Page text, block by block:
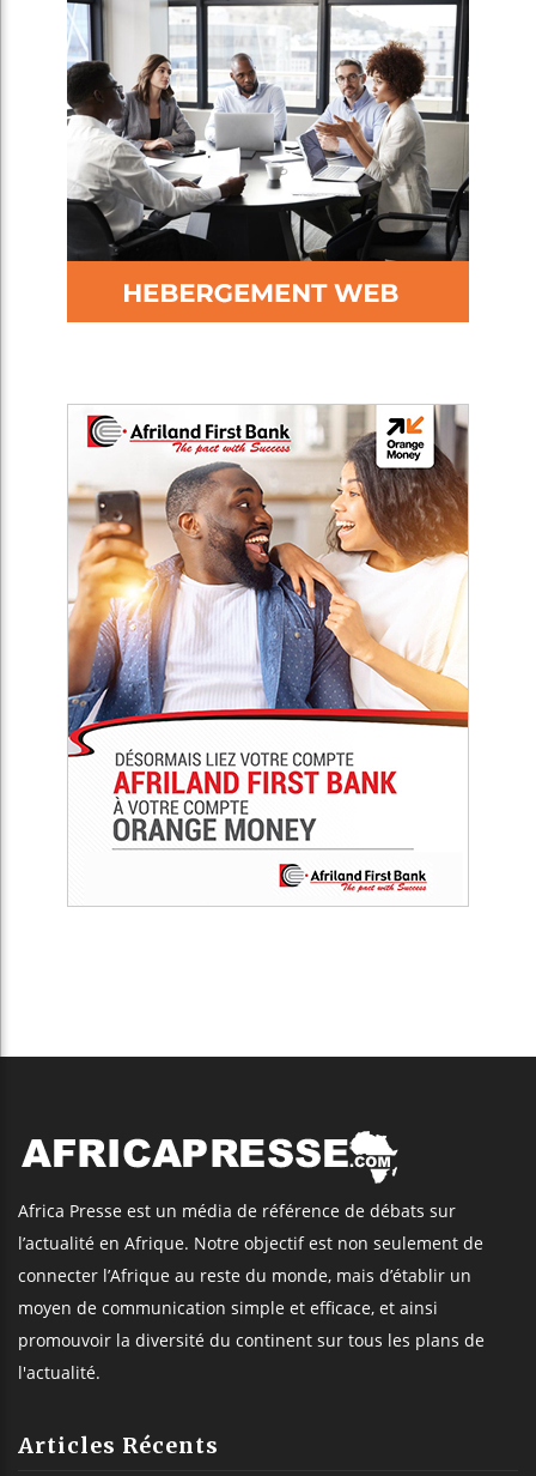
Africa Presse est un média de référence de débats sur
l’actualité en Afrique. Notre objectif est non seulement de
connecter l’Afrique au reste du monde, mais d’établir un
moyen de communication simple et efficace, et ainsi
promouvoir la diversité du continent sur tous les plans de
l'actualité.
Articles Récents